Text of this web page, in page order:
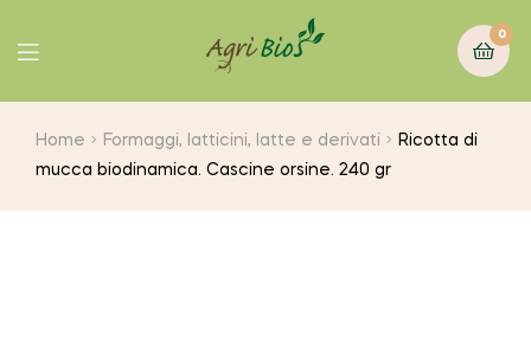
0
Home Formaggi, latticini, latte e derivati
Ricotta di
mucca biodinamica. Cascine orsine. 240 gr